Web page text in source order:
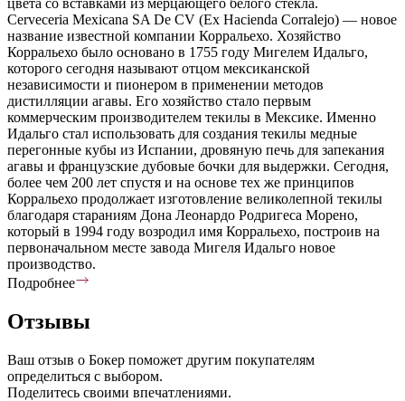
Cerveceria Mexicana SA De CV (Ex Hacienda Corralejo) — новое
название известной компании Корральехо. Хозяйство
Корральехо было основано в 1755 году Мигелем Идальго,
которого сегодня называют отцом мексиканской
независимости и пионером в применении методов
дистилляции агавы. Его хозяйство стало первым
коммерческим производителем текилы в Мексике. Именно
Идальго стал использовать для создания текилы медные
перегонные кубы из Испании, дровяную печь для запекания
агавы и французские дубовые бочки для выдержки. Сегодня,
более чем 200 лет спустя и на основе тех же принципов
Корральехо продолжает изготовление великолепной текилы
благодаря стараниям Дона Леонардо Родригеса Морено,
который в 1994 году возродил имя Корральехо, построив на
первоначальном месте завода Мигеля Идальго новое
производство.
Подробнее
Отзывы
Ваш отзыв о Бокер поможет другим покупателям
определиться с выбором.
Поделитесь своими впечатлениями.